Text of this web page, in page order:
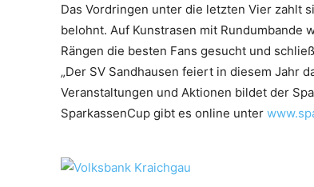
Das Vordringen unter die letzten Vier zahlt
belohnt. Auf Kunstrasen mit
Rängen die besten Fans gesucht und
„Der SV Sandhausen feiert in diesem Jahr
Veranstaltungen und Aktionen bildet der
SparkassenCup gibt es online unter